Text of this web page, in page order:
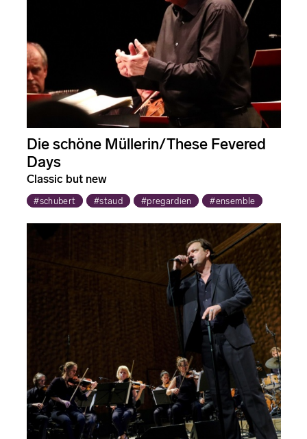
Die schöne Müllerin/These Fevered
Days
Classic but new
#schubert #staud #pregardien #ensemble